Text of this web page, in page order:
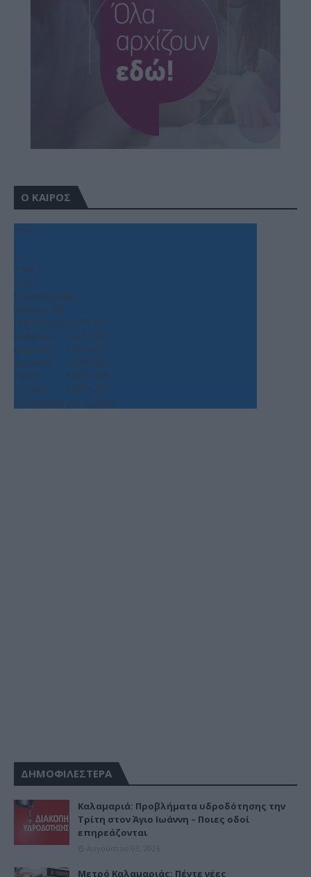
Ο ΚΑΙΡΟΣ
+34
°
C
+34°
+25°
Θεσσαλονίκη
Πέμπτη, 06
Παρασκευή+37°+26°
Σάββατο
+37°+25°
Κυριακή
+38°+27°
Δευτέρα
+34°+26°
Τρίτη
+36°+24°
Τετάρτη
+36°+24°
Πρόγνωση για 7 μέρες
ΔΗΜΟΦΙΛΕΣΤΕΡΑ
Καλαμαριά: Προβλήματα υδροδότησης την
Τρίτη στον Άγιο Ιωάννη – Ποιες οδοί
επηρεάζονται
Μετρό Καλαμαριάς: Πέντε νέες